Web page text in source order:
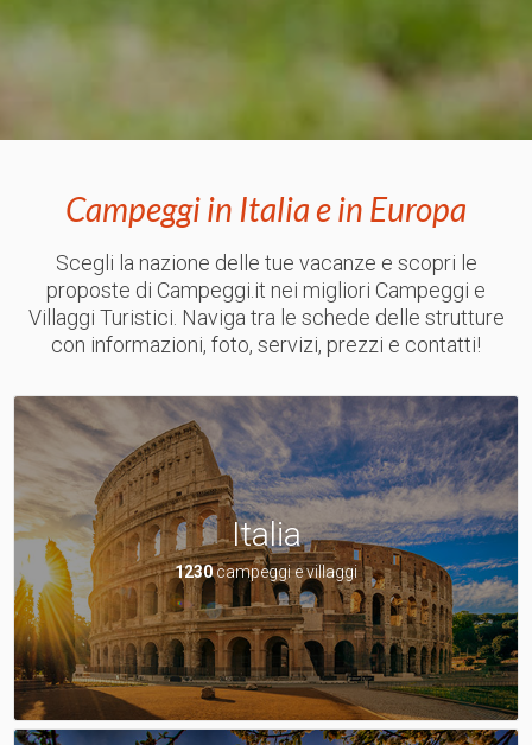
Campeggi in Italia e in Europa
Scegli la nazione delle tue vacanze e scopri le
proposte di Campeggi.it nei migliori Campeggi e
Villaggi Turistici. Naviga tra le schede delle strutture
con informazioni, foto, servizi, prezzi e contatti!
Italia
1230campeggi e villaggi